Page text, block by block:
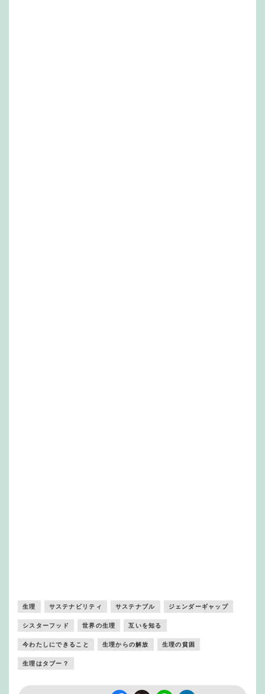
生理 サステナビリティ サステナブル ジェンダーギャップ
シスターフッド 世界の生理 互いを知る
今わたしにできること 生理からの解放 生理の貧困
生理はタブー？